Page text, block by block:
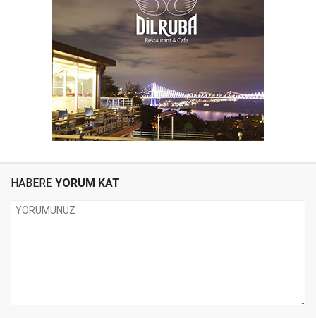
HABERE YORUM KAT